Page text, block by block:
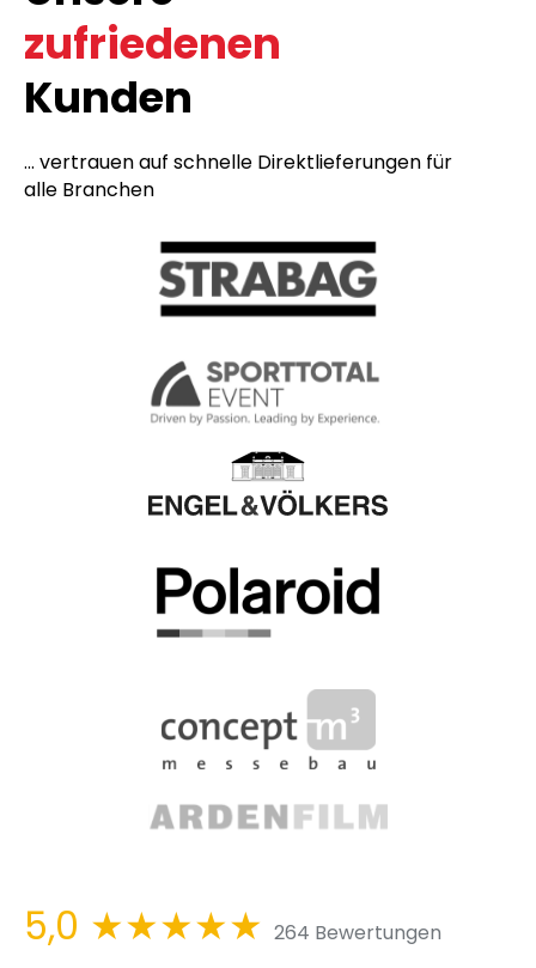
zufriedenen
Kunden
... vertrauen auf schnelle Direktlieferungen für
alle Branchen
5,0 ★★★★★ 264 Bewertungen